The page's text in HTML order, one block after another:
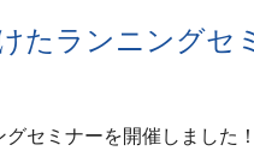
たランニングセ
セミナーを開催しました